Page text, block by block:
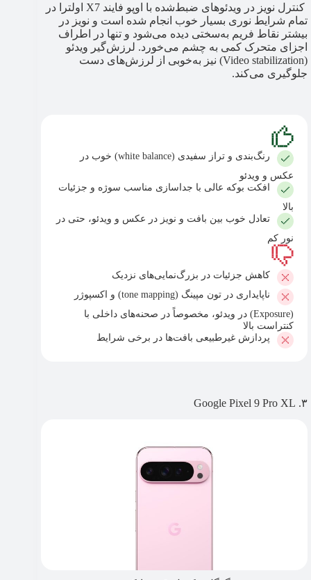
کنترل نویز در ویدئوهای ضبط‌شده با اوپو فایند X7 اولترا در
تمام شرایط نوری بسیار خوب انجام شده است و نویز در
بیشتر نقاط فریم به‌سختی دیده می‌شود و تنها در اطراف
اجزای متحرک کمی به چشم می‌خورد. لرزش‌گیر ویدئو
(Video stabilization) نیز به‌خوبی از لرزش‌های دست
جلوگیری می‌کند.
رنگ‌بندی و تراز سفیدی (white balance) خوب در
عکس و ویدئو
افکت بوکه عالی با جداسازی مناسب سوژه و جزئیات
بالا
تعادل خوب بین بافت و نویز در عکس و ویدئو، حتی در
نور کم
کاهش جزئیات در بزرگ‌نمایی‌های نزدیک
ناپایداری در تون مپینگ (tone mapping) و اکسپوژر
(Exposure) در ویدئو، مخصوصاً در صحنه‌های داخلی با
کنتراست بالا
پردازش غیرطبیعی بافت‌ها در برخی شرایط
۳. Google Pixel 9 Pro XL